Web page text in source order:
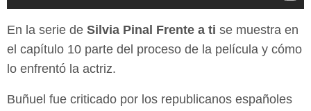
En la serie de Silvia Pinal Frente a ti se muestra en
el capítulo 10 parte del proceso de la película y cómo
lo enfrentó la actriz.
Buñuel fue criticado por los republicanos españoles